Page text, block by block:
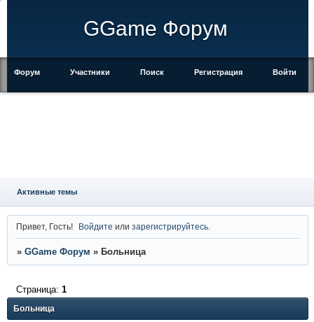
GGame Форум
Форум Участники Поиск Регистрация Войти
Активные темы
Привет, Гость! Войдите илизарегистрируйтесь
» GGame Форум » Больница
Больница
Страница: 1